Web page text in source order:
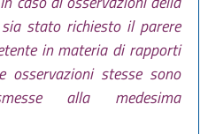
stato richiesto il parere
in materia di rapporti
osservazioni stesse sono
alla medesima